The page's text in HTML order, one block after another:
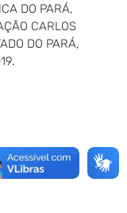
DO PARÁ,
CARLOS
DO PARÁ,